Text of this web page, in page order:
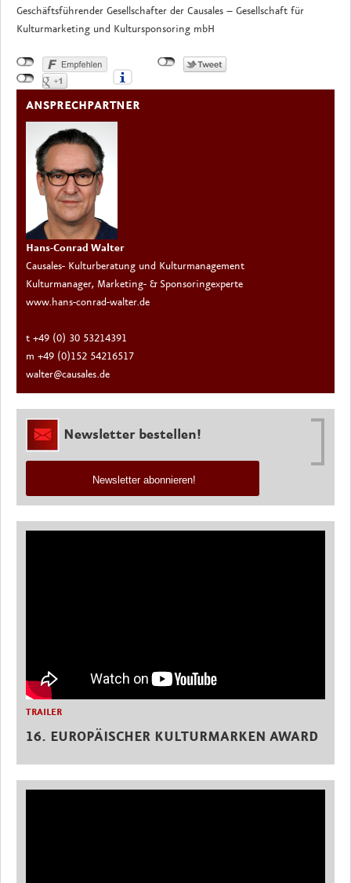
Geschäftsführender Gesellschafter der Causales – Gesellschaft für
Kulturmarketing und Kultursponsoring mbH
ANSPRECHPARTNER
Hans-Conrad Walter
Causales- Kulturberatung und Kulturmanagement
Kulturmanager, Marketing- & Sponsoringexperte
www.hans-conrad-walter.de
t +49 (0) 30 53214391
m +49 (0)152 54216517
walter@causales.de
Newsletter bestellen!
Newsletter abonnieren!
TRAILER
16. EUROPÄISCHER KULTURMARKEN AWARD